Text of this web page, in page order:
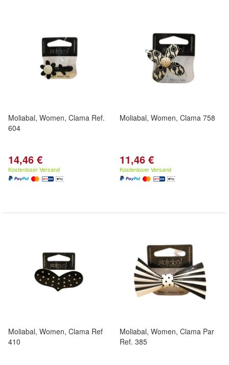
Moliabal, Women, Clama Ref.
604
14,46 €
Kostenloser Versand
Moliabal, Women, Clama 758
11,46 €
Kostenloser Versand
Moliabal, Women, Clama Ref
410
Moliabal, Women, Clama Par
Ref. 385